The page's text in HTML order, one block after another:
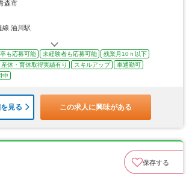
森市
線 油川駅
も応募可能 未経験者も応募可能
残業月10ｈ以下
産休・育休取得実績有り スキルアップ
車通勤可
中
見る この求人に興味がある
保存する